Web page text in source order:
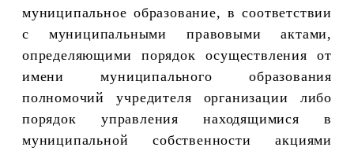
муниципальное образование, в соответствии
с муниципальными правовыми актами,
определяющими порядок осуществления от
имени муниципального образования
полномочий учредителя организации либо
порядок управления находящимися в
муниципальной собственности акциями